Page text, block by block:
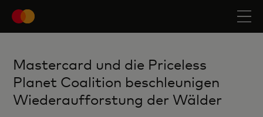
Mastercard und die Priceless
Planet Coalition beschleunigen
Wiederaufforstung der Wälder